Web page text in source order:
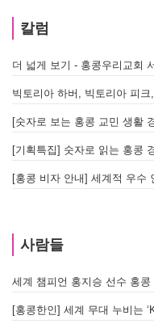
칼럼
더 넓게 보기 - 홍콩우리교회
사람들